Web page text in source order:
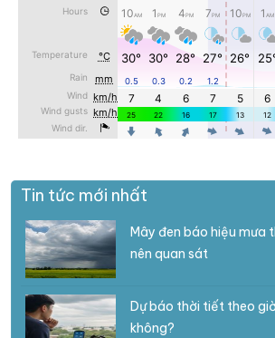
Tin tức mới nhất
Mây đen báo hiệu mưa
nên quan sát
Dự báo thời tiết theo
không?